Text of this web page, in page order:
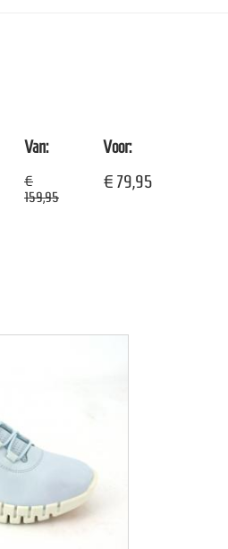
Van:
€
159,95
Voor:
€ 79,95